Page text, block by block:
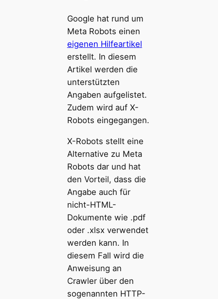
Google hat rund um
Meta Robots einen
eigenen Hilfeartikel
erstellt. In diesem
Artikel werden die
unterstützten
Angaben aufgelistet.
Zudem wird auf X-
Robots eingegangen.
X-Robots stellt eine
Alternative zu Meta
Robots dar und hat
den Vorteil, dass die
Angabe auch für
nicht-HTML-
Dokumente wie .pdf
oder .xlsx verwendet
werden kann. In
diesem Fall wird die
Anweisung an
Crawler über den
sogenannten HTTP-